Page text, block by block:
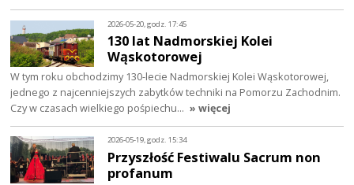
2026-05-20, godz. 17:45
130 lat Nadmorskiej Kolei
Wąskotorowej
W tym roku obchodzimy 130-lecie Nadmorskiej Kolei Wąskotorowej,
jednego z najcenniejszych zabytków techniki na Pomorzu Zachodnim.
Czy w czasach wielkiego pośpiechu… » więcej
2026-05-19, godz. 15:34
Przyszłość Festiwalu Sacrum non
profanum